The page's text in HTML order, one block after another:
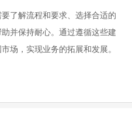
了解流程和要求、选择合适的
并保持耐心。通过遵循这些建
场，实现业务的拓展和发展。